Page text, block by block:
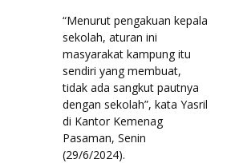
“Menurut pengakuan kepala
sekolah, aturan ini
masyarakat kampung itu
sendiri yang membuat,
tidak ada sangkut pautnya
dengan sekolah”, kata Yasril
di Kantor Kemenag
Pasaman, Senin
(29/6/2024).